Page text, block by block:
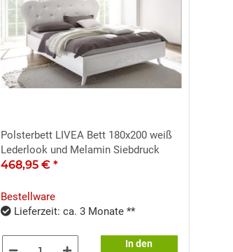
Polsterbett LIVEA Bett 180x200 weiß
Lederlook und Melamin Siebdruck
468,95 € *
Bestellware
Lieferzeit: ca. 3 Monate **
In den